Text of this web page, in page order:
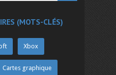
(MOTS-CLÉS)
Xbox
Cartes graphique